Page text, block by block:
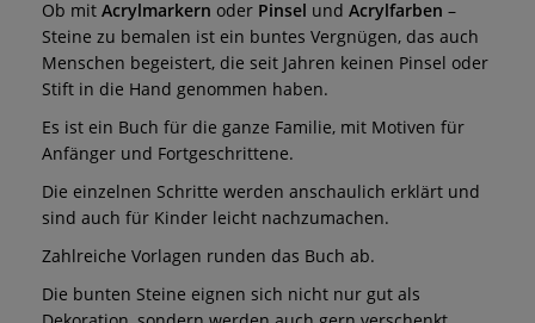
Ob mit Acrylmarkern oder Pinsel und Acrylfarben –
Steine zu bemalen ist ein buntes Vergnügen, das auch
Menschen begeistert, die seit Jahren keinen Pinsel oder
Stift in die Hand genommen haben.
Es ist ein Buch für die ganze Familie, mit Motiven für
Anfänger und Fortgeschrittene.
Die einzelnen Schritte werden anschaulich erklärt und
sind auch für Kinder leicht nachzumachen.
Zahlreiche Vorlagen runden das Buch ab.
Die bunten Steine eignen sich nicht nur gut als